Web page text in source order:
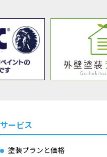
サービス
塗装プランと価格